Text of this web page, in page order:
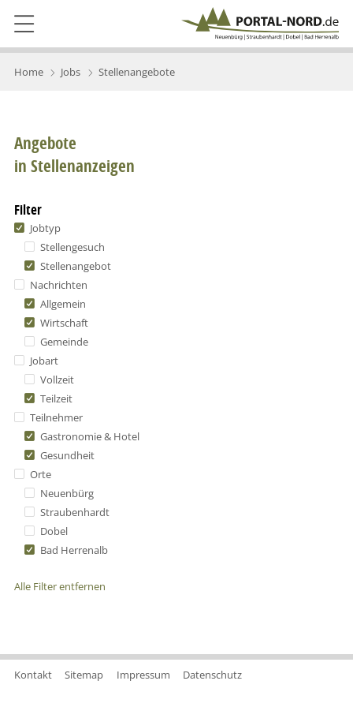
Home Jobs Stellenangebote
Angebote
in Stellenanzeigen
Filter
Jobtyp
Stellengesuch
Stellenangebot
Nachrichten
Allgemein
Wirtschaft
Gemeinde
Jobart
Vollzeit
Teilzeit
Teilnehmer
Gastronomie & Hotel
Gesundheit
Orte
Neuenbürg
Straubenhardt
Dobel
Bad Herrenalb
Alle Filter entfernen
Kontakt Sitemap Impressum Datenschutz